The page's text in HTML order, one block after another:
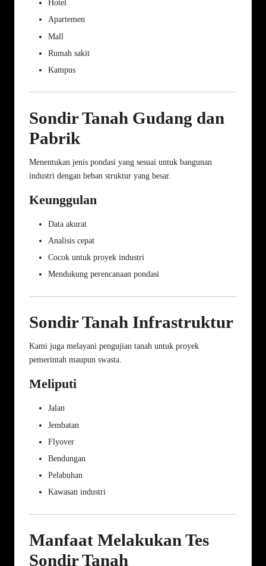
Hotel
Apartemen
Mall
Rumah sakit
Kampus
Sondir Tanah Gudang dan
Pabrik
Menentukan jenis pondasi yang sesuai untuk bangunan
industri dengan beban struktur yang besar.
Keunggulan
Data akurat
Analisis cepat
Cocok untuk proyek industri
Mendukung perencanaan pondasi
Sondir Tanah Infrastruktur
Kami juga melayani pengujian tanah untuk proyek
pemerintah maupun swasta.
Meliputi
Jalan
Jembatan
Flyover
Bendungan
Pelabuhan
Kawasan industri
Manfaat Melakukan Tes
Sondir Tanah